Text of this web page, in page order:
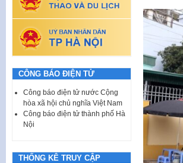
CÔNG BÁO ĐIỆN TỬ
Công báo điện tử nước Cộng
hòa xã hội chủ nghĩa Việt Nam
Công báo điện tử thành phố Hà
Nội
THỐNG KÊ TRUY CẬP